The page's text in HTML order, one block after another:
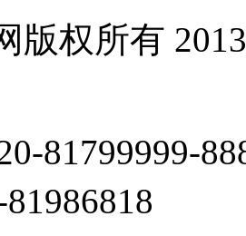
版权所有
81799999-